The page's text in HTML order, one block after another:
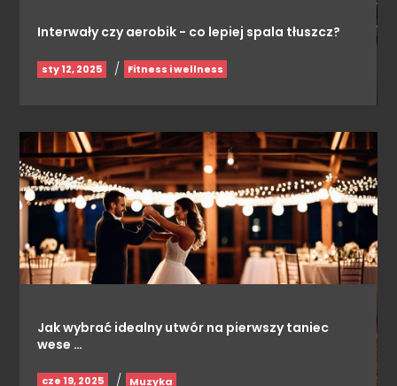
Interwały czy aerobik - co lepiej spala tłuszcz?
sty 12, 2025 / Fitness i wellness
Jak wybrać idealny utwór na pierwszy taniec
wese …
cze 19, 2025 / Muzyka